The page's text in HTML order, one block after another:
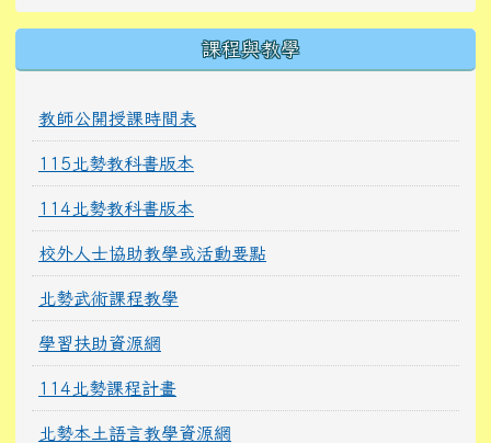
課程與教學
教師公開授課時間表
115北勢教科書版本
114北勢教科書版本
校外人士協助教學或活動要點
北勢武術課程教學
學習扶助資源網
114北勢課程計畫
北勢本土語言教學資源網